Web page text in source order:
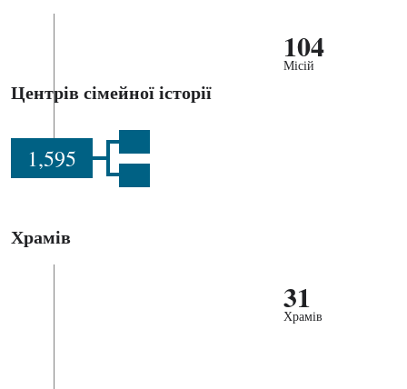
104
Місій
Центрів сімейної історії
1,595
Храмів
31
Храмів